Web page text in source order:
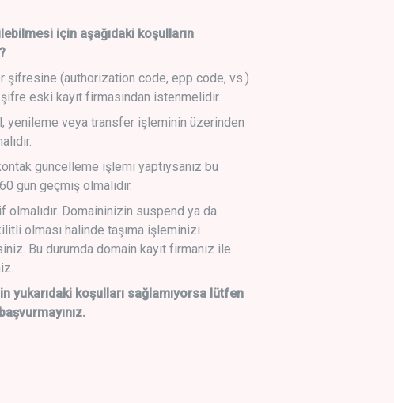
için aşağıdaki koşulların
şifresine (authorization code, epp code, vs.)
eski kayıt firmasından istenmelidir.
yenileme veya transfer işleminin üzerinden
güncelleme işlemi yaptıysanız bu
gün geçmiş olmalıdır.
olmalıdır. Domaininizin suspend ya da
olması halinde taşıma işleminizi
Bu durumda domain kayıt firmanız ile
yukarıdaki koşulları sağlamıyorsa lütfen